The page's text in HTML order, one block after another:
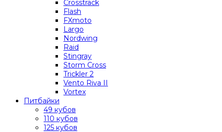
Crosstrack
Flash
FXmoto
Largo
Nordwing
Raid
Stingray
Storm Cross
Trickler 2
Vento Riva II
Vortex
Питбайки
49 кубов
110 кубов
125 кубов